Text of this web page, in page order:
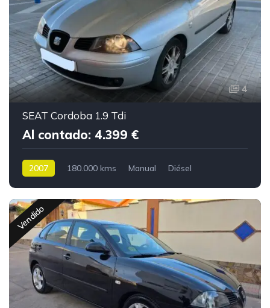
4
SEAT Cordoba 1.9 Tdi
Al contado: 4.399 €
2007 180.000 kms Manual Diésel
Vendido